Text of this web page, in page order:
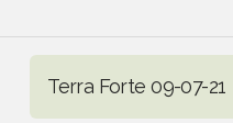
Terra Forte 09-07-21